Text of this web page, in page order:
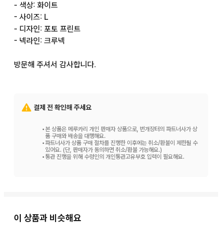
- 색상: 화이트
- 사이즈: L
- 디자인: 포토 프린트
- 넥라인: 크루넥
방문해 주셔서 감사합니다.
결제 전 확인해 주세요
•본 상품은 메루카리 개인 판매자 상품으로, 번개장터의 파트너사가 상
품 구매와 배송을 대행해요.
•파트너사가 상품 구매 절차를 진행한 이후에는 취소/환불이 제한될 수
있어요. (단, 판매자가 동의하면 취소/환불 가능해요.)
•통관 진행을 위해 수령인의 개인통관고유부호 입력이 필요해요.
이 상품과 비슷해요